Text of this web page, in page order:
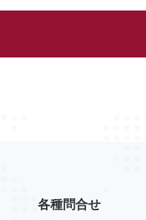
各種問合せ